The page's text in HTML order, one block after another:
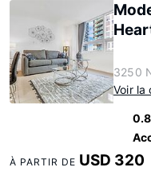
3250
Voir la
À PARTIR DE USD 320